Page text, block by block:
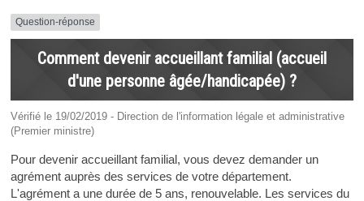
Question-réponse
Comment devenir accueillant familial (accueil
d'une personne âgée/handicapée) ?
Vérifié le 19/02/2019 - Direction de l'information légale et administrative
(Premier ministre)
Pour devenir accueillant familial, vous devez demander un
agrément auprès des services de votre département.
L'agrément a une durée de 5 ans, renouvelable. Les services du